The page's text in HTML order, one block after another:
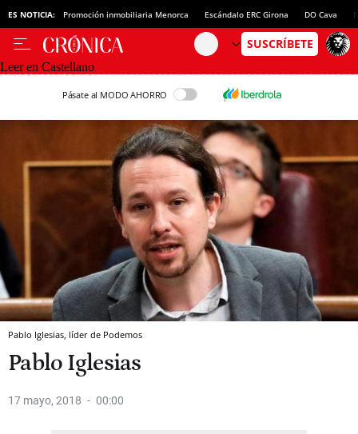
ES NOTICIA: Promoción inmobiliaria Menorca Escándalo ERC Girona DO Cava
Leer en Castellano
Pásate al MODO AHORRO
Pablo Iglesias, líder de Podemos
Pablo Iglesias
17 mayo, 2018 00:00